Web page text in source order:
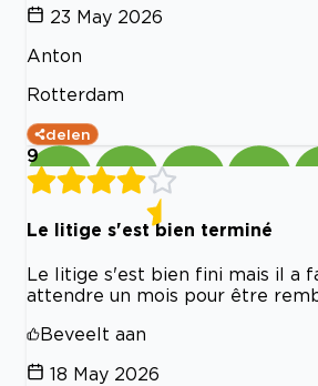
23 May 2026
Anton
Rotterdam
delen
9
Le litige s'est bien terminé
Le litige s'est bien fini mais il a
attendre un mois pour être
Beveelt aan
18 May 2026